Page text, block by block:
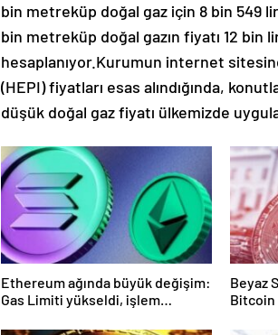
bin metreküp doğal gaz için 8 bin 549
bin metreküp doğal gazın fiyatı 12
hesaplanıyor.Kurumun internet
(HEPI) fiyatları esas alındığında,
düşük doğal gaz fiyatı ülkemizde
Ethereum ağında büyük değişim:
Gas Limiti yükseldi, işlem
Beyaz
Bitcoin